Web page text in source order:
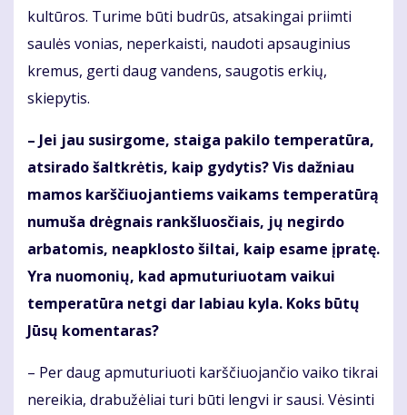
kultūros. Turime būti budrūs, atsakingai priimti
saulės vonias, neperkaisti, naudoti apsauginius
kremus, gerti daug vandens, saugotis erkių,
skiepytis.
– Jei jau susirgome, stai­ga pakilo temperatūra,
atsirado šaltkrėtis, kaip gydytis? Vis dažniau
mamos karščiuojantiems vaikams temperatūrą
numuša drėgnais rankšluosčiais, jų negirdo
arbatomis, neapklosto šiltai, kaip esame įpratę.
Yra nuomonių, kad apmuturiuotam vaikui
temperatūra netgi dar labiau kyla. Koks būtų
Jūsų komentaras?
– Per daug apmuturiuoti karščiuojančio vaiko tikrai
nereikia, drabužėliai turi būti lengvi ir sausi. Vėsinti